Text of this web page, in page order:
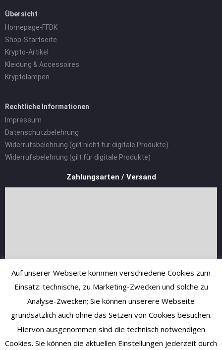
Übersicht
Homepage-FFDK
Shop-Startseite
Krypto-Artikel
Kleidung & Accessoires
Kryptolampen
Rechtliche Informationen
Impressum
Datenschutzbelehrung
Widerrufsbelehrung (gilt nicht für digitale Produkte)
Widerrufsbelehrung (gilt für digitale Produkte)
Zahlungsarten / Versand
Auf unserer Webseite kommen verschiedene Cookies zum
Einsatz: technische, zu Marketing-Zwecken und solche zu
Analyse-Zwecken; Sie können unserere Webseite
grundsätzlich auch ohne das Setzen von Cookies besuchen.
Hiervon ausgenommen sind die technisch notwendigen
Cookies. Sie können die aktuellen Einstellungen jederzeit durch